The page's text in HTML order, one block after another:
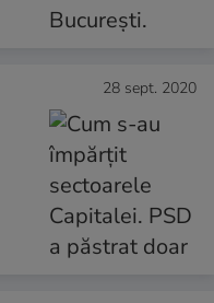
28 sept. 2020